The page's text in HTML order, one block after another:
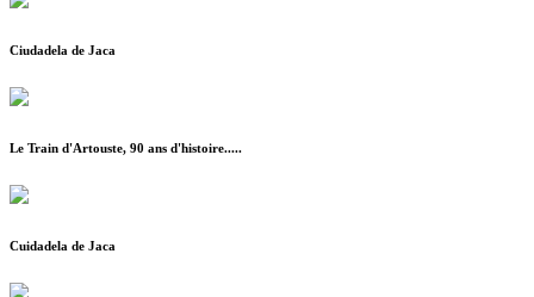
Ciudadela de Jaca
Le Train d'Artouste, 90 ans d'histoire.....
Cuidadela de Jaca